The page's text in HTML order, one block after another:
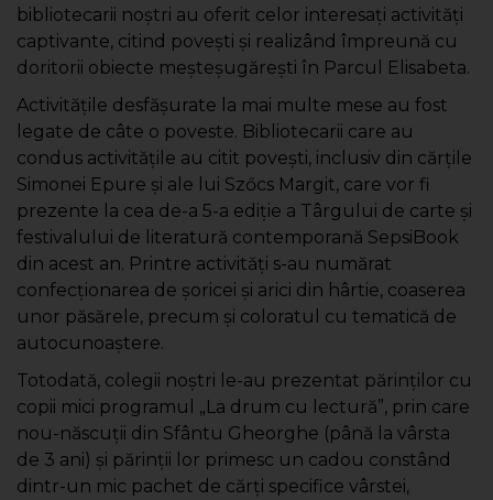
bibliotecarii noștri au oferit celor interesați activități
captivante, citind povești și realizând împreună cu
doritorii obiecte meșteșugărești în Parcul Elisabeta.
Activitățile desfășurate la mai multe mese au fost
legate de câte o poveste. Bibliotecarii care au
condus activitățile au citit povești, inclusiv din cărțile
Simonei Epure și ale lui Szőcs Margit, care vor fi
prezente la cea de-a 5-a ediție a Târgului de carte și
festivalului de literatură contemporană SepsiBook
din acest an. Printre activități s-au numărat
confecționarea de șoricei și arici din hârtie, coaserea
unor păsărele, precum și coloratul cu tematică de
autocunoaștere.
Totodată, colegii noștri le-au prezentat părinților cu
copii mici programul „La drum cu lectură”, prin care
nou-născuții din Sfântu Gheorghe (până la vârsta
de 3 ani) și părinții lor primesc un cadou constând
dintr-un mic pachet de cărți specifice vârstei,